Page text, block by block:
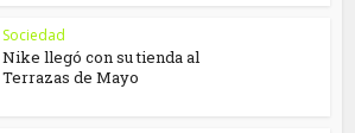
Sociedad
Nike llegó con su tienda al
Terrazas de Mayo